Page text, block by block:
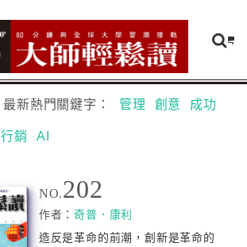
最新熱門關鍵字： 管理 創意 成功
行銷 AI
NO.202
作者：奇普．康利
造反是革命的前潮，創新是革命的